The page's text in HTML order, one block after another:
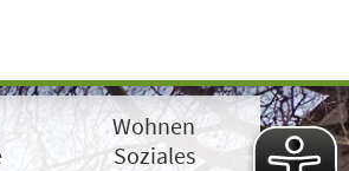
Wohnen
Soziales